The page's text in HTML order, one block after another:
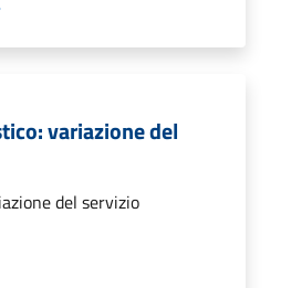
variazione del
del servizio